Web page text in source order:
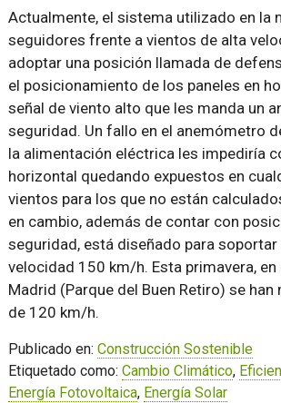
Actualmente, el sistema utilizado en la
seguidores frente a vientos de alta
adoptar una posición llamada de
el posicionamiento de los paneles en
señal de viento alto que les manda un
seguridad. Un fallo en el anemómetro
la alimentación eléctrica les impediría
horizontal quedando expuestos en
vientos para los que no están
en cambio, además de contar con
seguridad, está diseñado para
velocidad 150 km/h. Esta primavera,
Madrid (Parque del Buen Retiro) se
de 120 km/h.
Publicado en: Construcción Sostenible
Etiquetado como: Cambio Climático,
Energía Fotovoltaica, Energía Solar